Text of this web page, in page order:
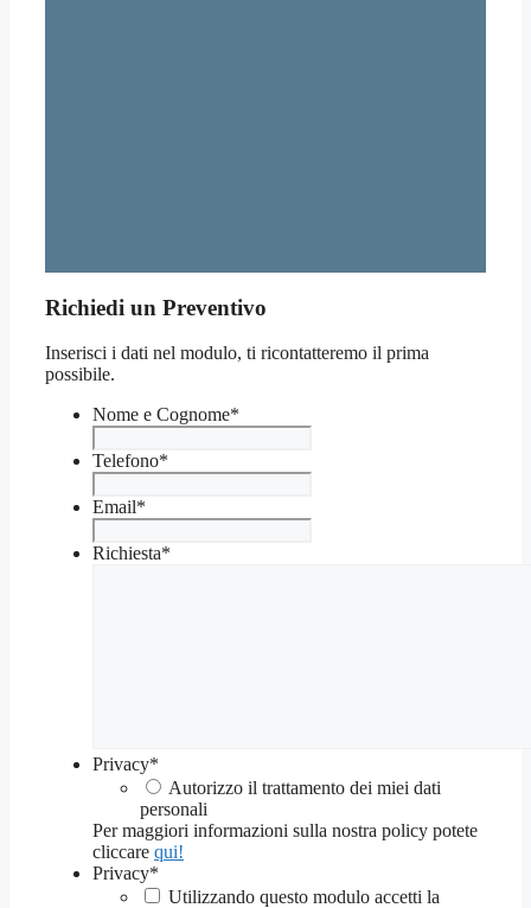
Richiedi un Preventivo
Inserisci i dati nel modulo, ti ricontatteremo il prima
possibile.
Nome e Cognome*
Telefono*
Email*
Richiesta*
Privacy*
Autorizzo il trattamento dei miei dati
personali
Per maggiori informazioni sulla nostra policy potete
cliccare qui!
Privacy*
Utilizzando questo modulo accetti la